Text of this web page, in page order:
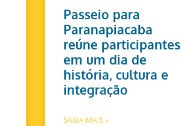
Passeio para
Paranapiacaba
reúne participantes
em um dia de
história, cultura e
integração
SAIBA MAIS »